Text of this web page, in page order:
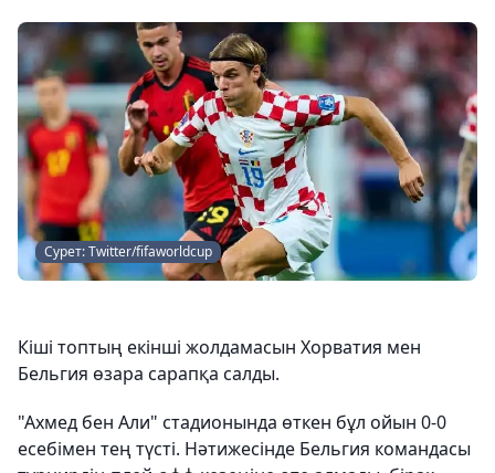
Сурет: Twitter/fifaworldcup
Кіші топтың екінші жолдамасын Хорватия мен
Бельгия өзара сарапқа салды.
"Ахмед бен Али" стадионында өткен бұл ойын 0-0
есебімен тең түсті. Нәтижесінде Бельгия командасы